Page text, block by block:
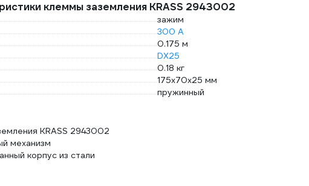
клеммы заземления KRASS 2943002
зажим
300 А
0.175 м
DX25
0.18 кг
175х70х25 мм
пружинный
KRASS 2943002
механизм
корпус из стали